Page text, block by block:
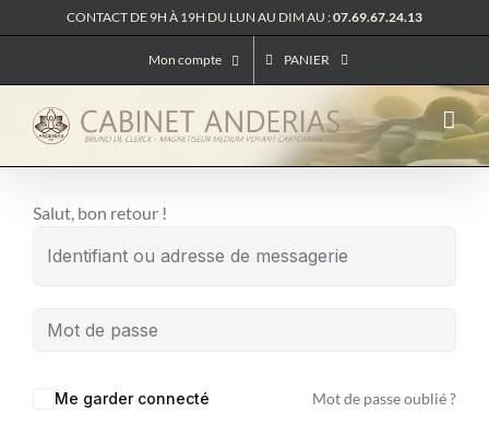
au
CONTACT DE 9H À 19H DU LUN AU DIM AU :07.69.67.24.13
Mon compte PANIER
Salut, bon retour !
Me garder connecté Mot de passe oublié ?